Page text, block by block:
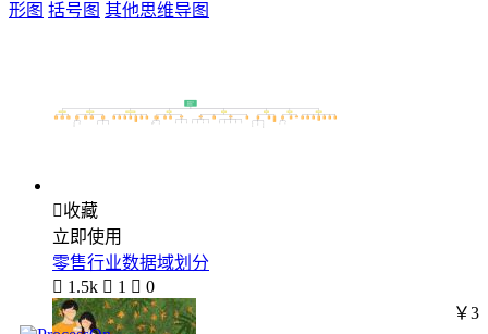
形图 括号图 其他思维导图
收藏
立即使用
零售行业数据域划分
 1.5k  1  0
￥3